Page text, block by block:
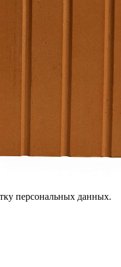
персональных данных.